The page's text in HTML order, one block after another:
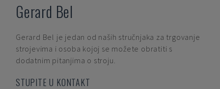
Gerard Bel
Gerard Bel je jedan od naših stručnjaka za trgovanje
strojevima i osoba kojoj se možete obratiti s
dodatnim pitanjima o stroju.
STUPITE U KONTAKT